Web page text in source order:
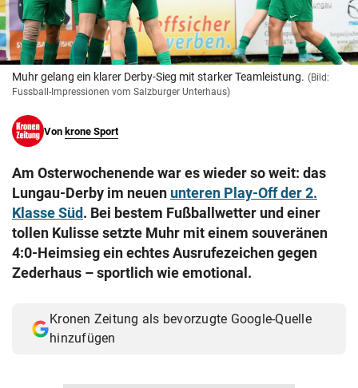
© Krone Multimedia GmbH & Co KG 2026
Muthgasse 2, 1190 Wien
Muhr gelang ein klarer Derby-Sieg mit starker Teamleistung. (Bild:
Fussball-Impressionen vom Salzburger Unterhaus)
Von krone Sport
Am Osterwochenende war es wieder so weit: das
Lungau-Derby im neuen unteren Play-Off der 2.
Klasse Süd. Bei bestem Fußballwetter und einer
tollen Kulisse setzte Muhr mit einem souveränen
4:0-Heimsieg ein echtes Ausrufezeichen gegen
Zederhaus – sportlich wie emotional.
Kronen Zeitung als bevorzugte Google-Quelle
hinzufügen